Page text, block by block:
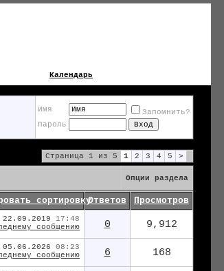
Календарь
Имя
Запомнить?
Пароль
Страница 1 из 5 1 2 3 4 5 >
Опции раздела
Ответов Просмотров
22.09.2019 17:48
0 9,912
05.06.2026 08:23
6 168